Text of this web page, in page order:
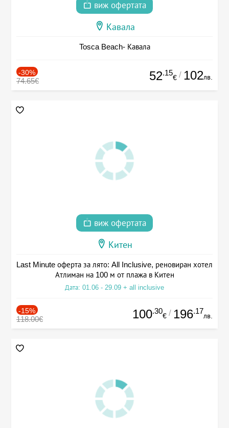
виж офертата
Кавала
Tosca Beach- Кавала
-30%
74.65€ 52.15
€ / 102лв.
виж офертата
Китен
Last Minute оферта за лято: All Inclusive, реновиран хотел
Атлиман на 100 м от плажа в Китен
Дата: 01.06 - 29.09 + all inclusive
-15%
118.00€ 100.30
€ / 196.17
лв.